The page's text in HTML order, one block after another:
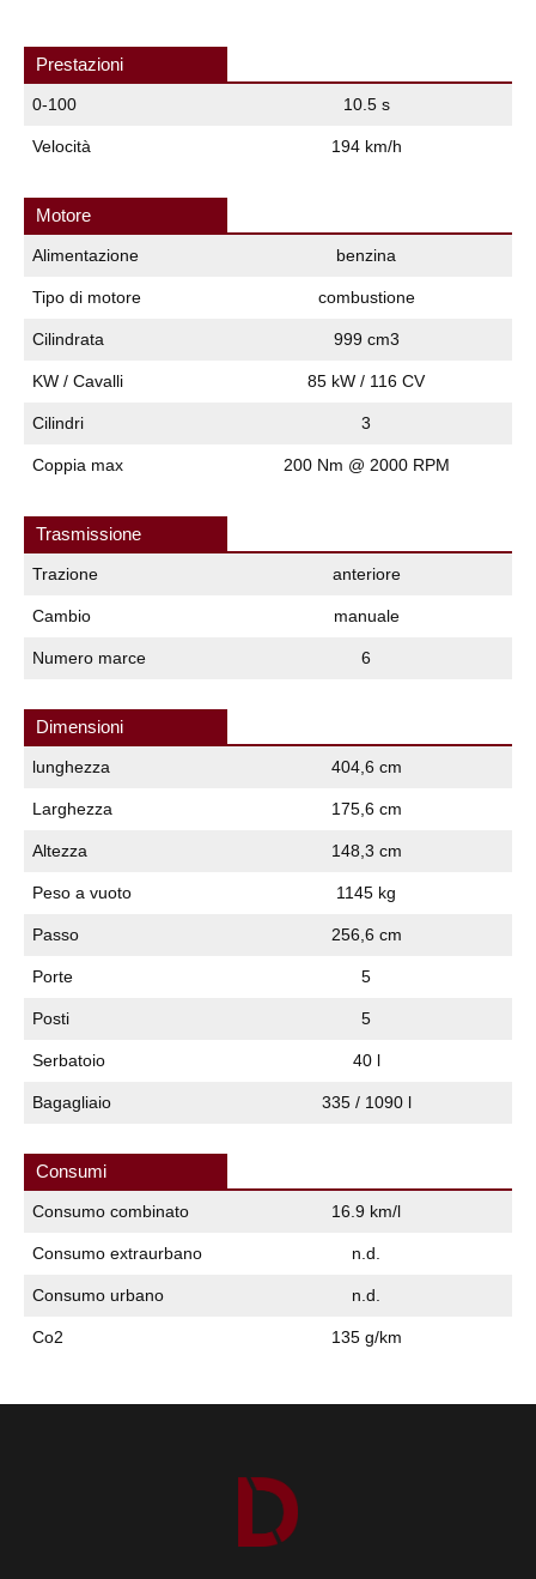
Prestazioni
0-100 10.5 s
Velocità 194 km/h
Motore
Alimentazione benzina
Tipo di motore combustione
Cilindrata 999 cm3
KW / Cavalli 85 kW / 116 CV
Cilindri 3
Coppia max 200 Nm @ 2000 RPM
Trasmissione
Trazione anteriore
Cambio manuale
Numero marce 6
Dimensioni
lunghezza 404,6 cm
Larghezza 175,6 cm
Altezza 148,3 cm
Peso a vuoto 1145 kg
Passo 256,6 cm
Porte 5
Posti 5
Serbatoio 40 l
Bagagliaio 335 / 1090 l
Consumi
Consumo combinato 16.9 km/l
Consumo extraurbano n.d.
Consumo urbano n.d.
Co2 135 g/km